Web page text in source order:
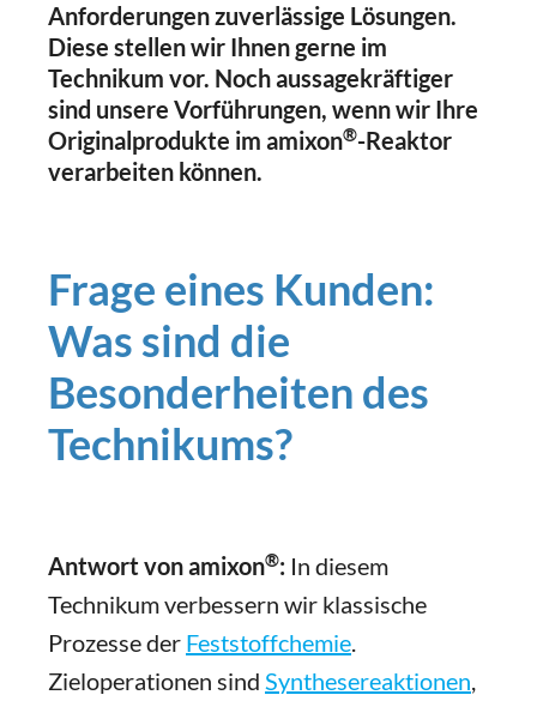
Anforderungen zuverlässige Lösungen.
Diese stellen wir Ihnen gerne im
Technikum vor. Noch aussagekräftiger
sind unsere Vorführungen, wenn wir Ihre
Originalprodukte im amixon®-Reaktor
verarbeiten können.
Frage eines Kunden:
Was sind die
Besonderheiten des
Technikums?
Antwort von amixon®: In diesem
Technikum verbessern wir klassische
Prozesse der Feststoffchemie.
Zieloperationen sind Synthesereaktionen,